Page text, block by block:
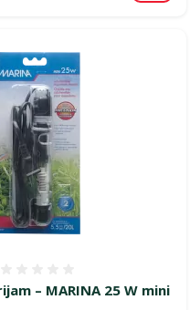
– MARINA 25 W mini